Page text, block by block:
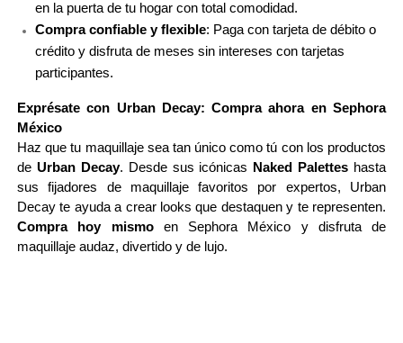
PAI-SHAU
PATCHOLOGY
PATRICK TA
PEACE OUT SKINCARE
PETER THOMAS ROTH
en la puerta de tu hogar con total comodidad.
Compra confiable y flexible: Paga con tarjeta de débito o
crédito y disfruta de meses sin intereses con tarjetas
participantes.
Exprésate con Urban Decay: Compra ahora en Sephora
México
Haz que tu maquillaje sea tan único como tú con los productos
de Urban Decay. Desde sus icónicas Naked Palettes hasta
sus fijadores de maquillaje favoritos por expertos, Urban
Compra hoy mismo en Sephora México y disfruta de
maquillaje audaz, divertido y de lujo.